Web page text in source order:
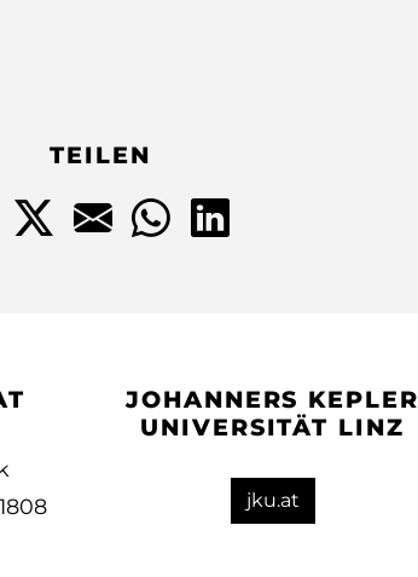
TEILEN
JOHANNERS KEPLER
UNIVERSITÄT LINZ
jku.at